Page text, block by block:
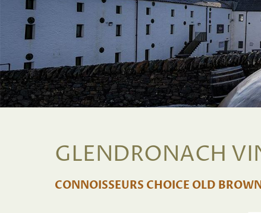
GLENDRONACH
CONNOISSEURS CHOICE OLD